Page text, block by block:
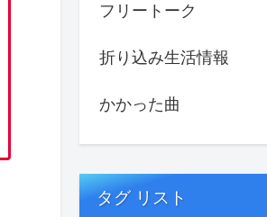
フリートーク
折り込み生活情報
かかった曲
タグ リスト